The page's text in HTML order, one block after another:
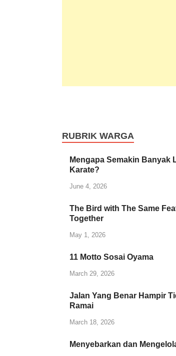
RUBRIK WARGA
Mengapa Semakin Banyak
Karate?
June 4, 2026
The Bird with The Same
Together
May 1, 2026
11 Motto Sosai Oyama
March 29, 2026
Jalan Yang Benar Hampir
Ramai
March 18, 2026
Menyebarkan dan